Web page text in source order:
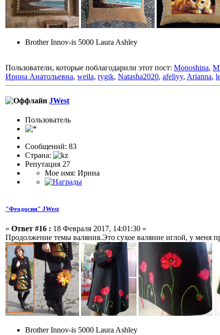
Brother Innov-is 5000 Laura Ashley
Пользователи, которые поблагодарили этот пост: Monoshina,
Ирина Анатольевна, weila, rygik, Natasha2020, afeliyy, Arianna,
JWest
Пользовaтeль
Сообщений: 83
Страна:
Репутация 27
Мое имя: Ирина
"Феодосия" JWest
« Ответ #16 : 18 Февраля 2017, 14:01:30 »
Продолжение темы валяния.Это сухое валяние иглой, у меня
Brother Innov-is 5000 Laura Ashley